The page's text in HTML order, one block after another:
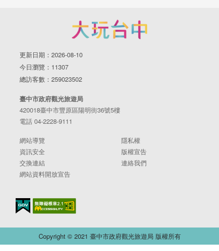
更新日期：2026-08-10
今日瀏覽：11307
總訪客數：259023502
臺中市政府觀光旅遊局
420018臺中市豐原區陽明街36號5樓
電話 04-2228-9111
網站導覽
隱私權
資訊安全
版權宣告
交換連結
連絡我們
網站資料開放宣告
Copyright © 2021 臺中市政府觀光旅遊局 版權所有